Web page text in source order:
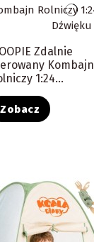
Zdalnie
Kombajn
1:24...
Zobacz